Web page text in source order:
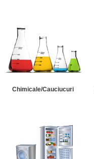
Chimicale/Cauciucuri